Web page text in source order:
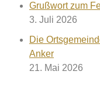
Grußwort zum
3. Juli 2026
Die
Anker
21. Mai 2026